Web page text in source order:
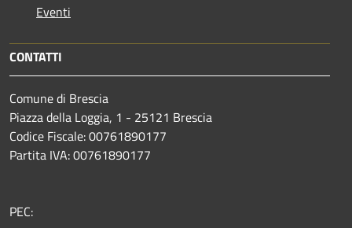
Eventi
CONTATTI
Comune di Brescia
Piazza della Loggia, 1 - 25121 Brescia
Codice Fiscale: 00761890177
Partita IVA: 00761890177
PEC: